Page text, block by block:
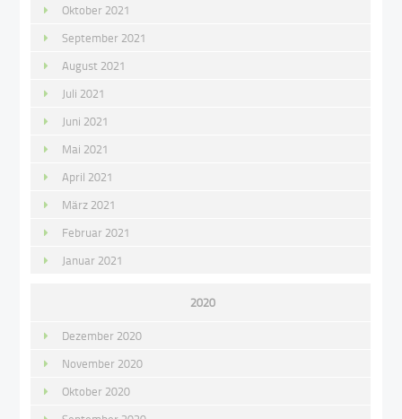
Oktober 2021
September 2021
August 2021
Juli 2021
Juni 2021
Mai 2021
April 2021
März 2021
Februar 2021
Januar 2021
2020
Dezember 2020
November 2020
Oktober 2020